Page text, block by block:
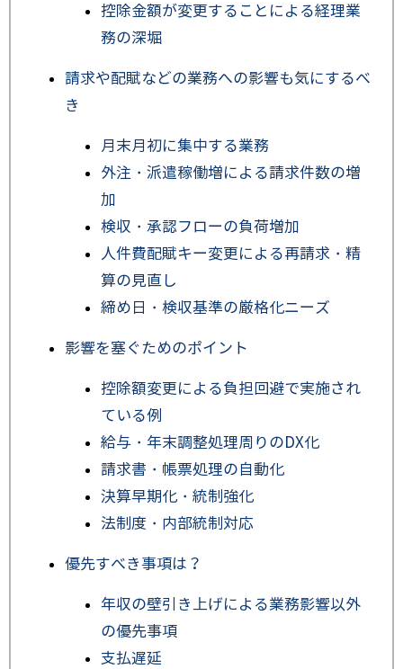
控除金額が変更することによる経理業
務の深堀
請求や配賦などの業務への影響も気にするべ
き
月末月初に集中する業務
外注・派遣稼働増による請求件数の増
加
検収・承認フローの負荷増加
人件費配賦キー変更による再請求・精
算の見直し
締め日・検収基準の厳格化ニーズ
影響を塞ぐためのポイント
控除額変更による負担回避で実施され
ている例
給与・年末調整処理周りのDX化
請求書・帳票処理の自動化
決算早期化・統制強化
法制度・内部統制対応
優先すべき事項は？
年収の壁引き上げによる業務影響以外
の優先事項
支払遅延